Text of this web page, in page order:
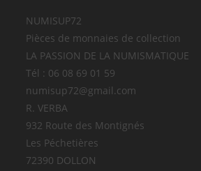
NUMISUP72
Pièces de monnaies de collection
LA PASSION DE LA NUMISMATIQUE
Tél : 06 08 69 01 59
numisup72@gmail.com
R. VERBA
932 Route des Montignés
Les Péchetières
72390 DOLLON